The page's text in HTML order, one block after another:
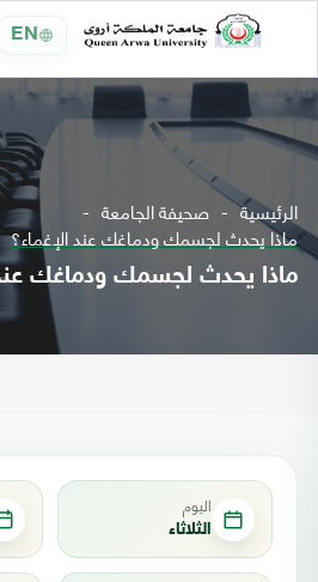
EN
الرئيسية صحيفة الجامعة
ماذا يحدث لجسمك ودماغك عند الإغماء؟
ماذا يحدث لجسمك ودماغك عند
اليوم
الثلاثاء